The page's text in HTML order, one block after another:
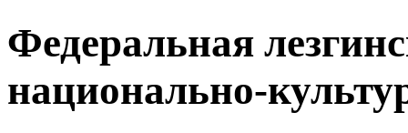
Федеральная
национально-